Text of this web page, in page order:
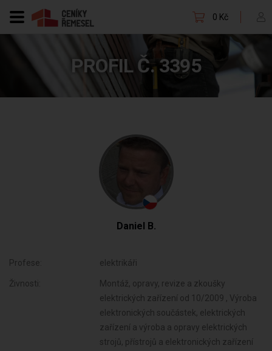
0 Kč
PROFIL Č. 3395
Daniel B.
Profese: elektrikáři
Živnosti:
Montáž, opravy, revize a zkoušky
elektrických zařízení od 10/2009 , Výroba
elektronických součástek, elektrických
zařízení a výroba a opravy elektrických
strojů, přístrojů a elektronických zařízení